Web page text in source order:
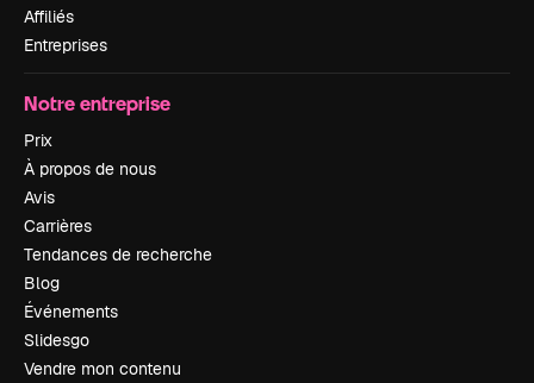
Affiliés
Entreprises
Notre entreprise
Prix
À propos de nous
Avis
Carrières
Tendances de recherche
Blog
Événements
Slidesgo
Vendre mon contenu